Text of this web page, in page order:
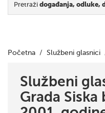
Pretraži događanja, odluke,
Početna / Službeni glasnici
Službeni
Grada